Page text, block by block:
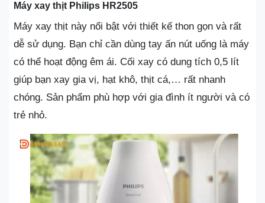
Máy xay thịt Philips HR2505
Máy xay thịt này nổi bật với thiết kế thon gọn và rất
dễ sử dụng. Bạn chỉ cần dùng tay ấn nút uống là máy
có thể hoạt động êm ái. Cối xay có dung tích 0,5 lít
giúp bạn xay gia vị, hạt khô, thịt cá,… rất nhanh
chóng. Sản phẩm phù hợp với gia đình ít người và có
trẻ nhỏ.